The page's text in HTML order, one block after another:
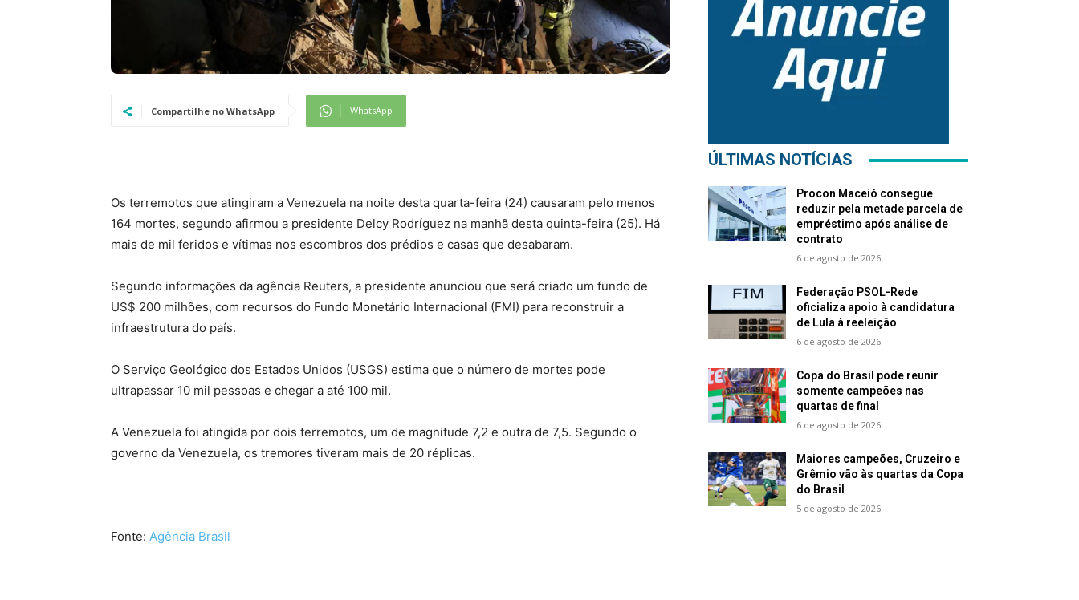
Compartilhe no WhatsApp WhatsApp
Os terremotos que atingiram a Venezuela na noite desta quarta-feira (24) causaram pelo menos
164 mortes, segundo afirmou a presidente Delcy Rodríguez na manhã desta quinta-feira (25). Há
mais de mil feridos e vítimas nos escombros dos prédios e casas que desabaram.
Segundo informações da agência Reuters, a presidente anunciou que será criado um fundo de
US$ 200 milhões, com recursos do Fundo Monetário Internacional (FMI) para reconstruir a
infraestrutura do país.
O Serviço Geológico dos Estados Unidos (USGS) estima que o número de mortes pode
ultrapassar 10 mil pessoas e chegar a até 100 mil.
A Venezuela foi atingida por dois terremotos, um de magnitude 7,2 e outra de 7,5. Segundo o
governo da Venezuela, os tremores tiveram mais de 20 réplicas.
Fonte: Agência Brasil
ÚLTIMAS NOTÍCIAS
Procon Maceió consegue
reduzir pela metade parcela de
empréstimo após análise de
contrato
6 de agosto de 2026
Federação PSOL-Rede
oficializa apoio à candidatura
de Lula à reeleição
6 de agosto de 2026
Copa do Brasil pode reunir
somente campeões nas
quartas de final
6 de agosto de 2026
Maiores campeões, Cruzeiro e
Grêmio vão às quartas da Copa
do Brasil
5 de agosto de 2026